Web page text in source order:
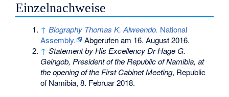
Einzelnachweise
↑ Biography Thomas K. Alweendo. National
Assembly.
Abgerufen am 16. August 2016.
↑ Statement by His Excellency Dr Hage G.
Geingob, President of the Republic of Namibia, at
the opening of the First Cabinet Meeting, Republic
of Namibia, 8. Februar 2018.